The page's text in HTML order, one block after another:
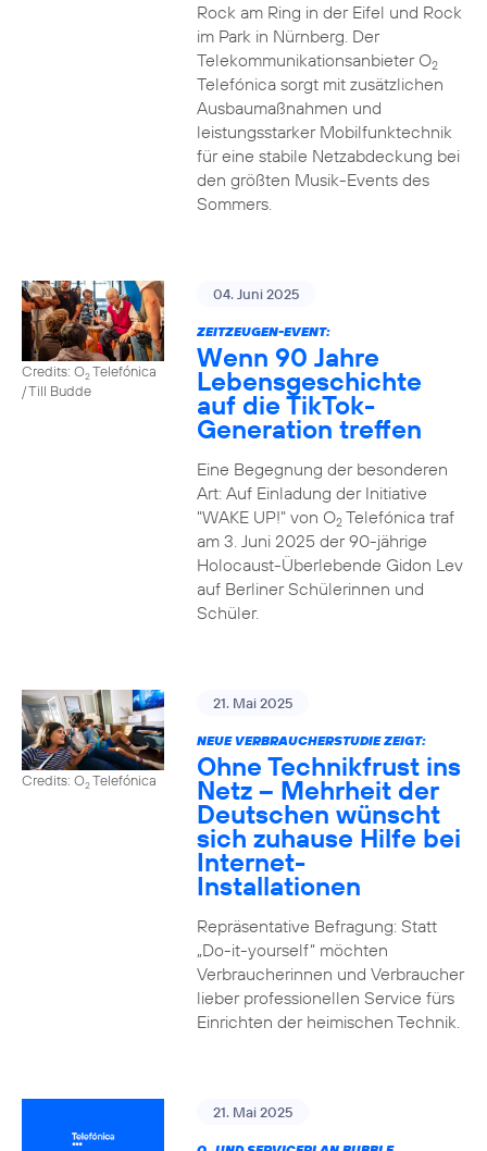
Rock am Ring in der Eifel und Rock
im Park in Nürnberg. Der
Telekommunikationsanbieter O2
Telefónica sorgt mit zusätzlichen
Ausbaumaßnahmen und
leistungsstarker Mobilfunktechnik
für eine stabile Netzabdeckung bei
den größten Musik-Events des
Sommers.
Credits: O2Telefónica
/ Till Budde
04. Juni 2025
ZEITZEUGEN-EVENT:
Wenn 90 Jahre
Lebensgeschichte
auf die TikTok-
Generation treffen
Eine Begegnung der besonderen
Art: Auf Einladung der Initiative
"WAKE UP!" von O2Telefónica traf
am 3. Juni 2025 der 90-jährige
Holocaust-Überlebende Gidon Lev
auf Berliner Schülerinnen und
Schüler.
Credits: O2Telefónica
21. Mai 2025
NEUE VERBRAUCHERSTUDIE ZEIGT:
Ohne Technikfrust ins
Netz – Mehrheit der
Deutschen wünscht
sich zuhause Hilfe bei
Internet-
Installationen
Repräsentative Befragung: Statt
„Do-it-yourself“ möchten
Verbraucherinnen und Verbraucher
lieber professionellen Service fürs
Einrichten der heimischen Technik.
21. Mai 2025